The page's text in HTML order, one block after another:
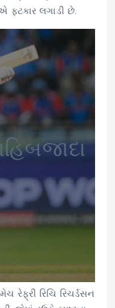
ફટકાર લગાડી છે.
રેફ્રી રિચિ રિચર્ડસન